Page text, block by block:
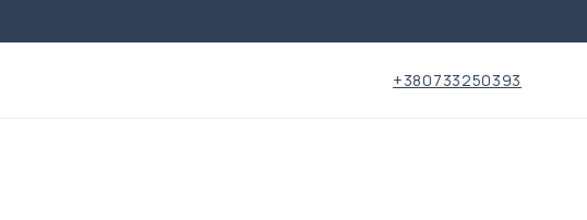
+380733250393